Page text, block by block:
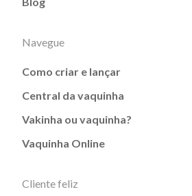
Navegue
Como criar e lançar
Central da vaquinha
Vakinha ou vaquinha?
Vaquinha Online
Cliente feliz